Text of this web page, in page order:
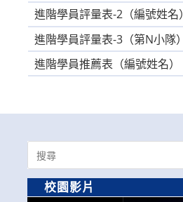
進階學員評量表-2（編號姓名）
進階學員評量表-3（第N小隊）
進階學員推薦表（編號姓名）
Search
for:
校園影片